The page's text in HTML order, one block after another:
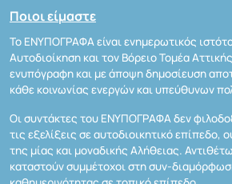
Ποιοι είμαστε
Το ΕΝΥΠΟΓΡΑΦΑ είναι ενημερωτικός
Αυτοδιοίκηση και τον Βόρειο Τομέα
ενυπόγραφη και με άποψη δημοσίευση
κάθε κοινωνίας ενεργών και υπεύθυνων
Οι συντάκτες του ΕΝΥΠΟΓΡΑΦΑ δεν
τις εξελίξεις σε αυτοδιοικητικό επίπεδο,
της μίας και μοναδικής Αλήθειας.
καταστούν συμμέτοχοι στη συν-